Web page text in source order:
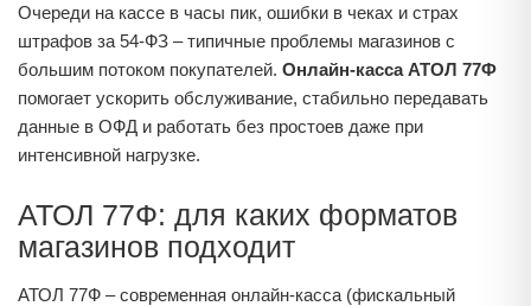
Очереди на кассе в часы пик, ошибки в чеках и страх
штрафов за 54‑ФЗ – типичные проблемы магазинов с
большим потоком покупателей. Онлайн-касса АТОЛ 77Ф
помогает ускорить обслуживание, стабильно передавать
данные в ОФД и работать без простоев даже при
интенсивной нагрузке.
АТОЛ 77Ф: для каких форматов
магазинов подходит
АТОЛ 77Ф – современная онлайн‑касса (фискальный